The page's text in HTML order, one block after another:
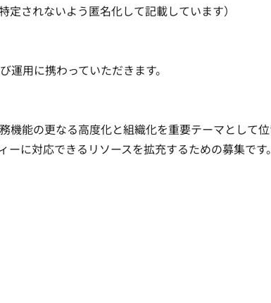
されないよう匿名化して記載しています）
運用に携わっていただきます。
機能の更なる高度化と組織化を重要テーマとして
ーに対応できるリソースを拡充するための募集です